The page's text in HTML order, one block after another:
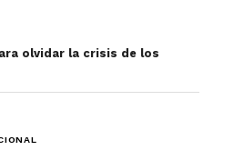
olvidar la crisis de los